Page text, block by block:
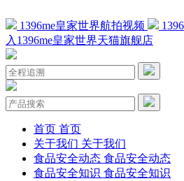
1396me皇家世界航拍视频
入1396me皇家世界天猫旗舰店
首页 首页
关于我们 关于我们
食品安全动态 食品安全动态
食品安全知识 食品安全知识